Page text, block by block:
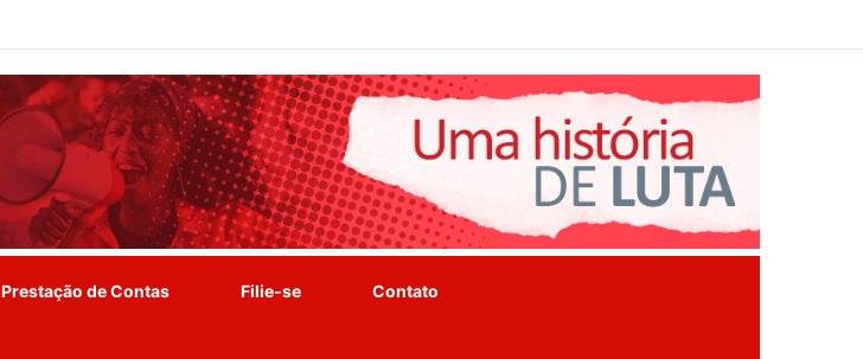
Prestação de Contas Filie-se Contato